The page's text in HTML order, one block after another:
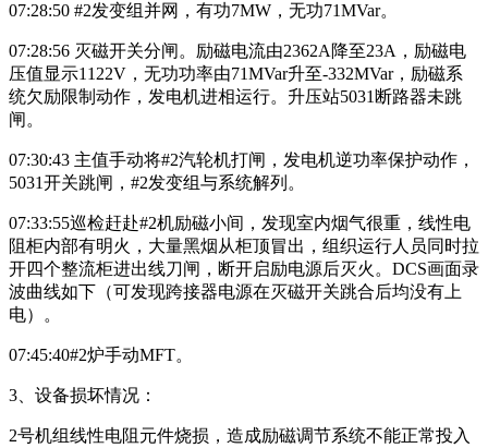
07:28:50 #2发变组并网，有功7MW，无功71MVar。
07:28:56 灭磁开关分闸。励磁电流由2362A降至23A，励磁电
压值显示1122V，无功功率由71MVar升至-332MVar，励磁系
统欠励限制动作，发电机进相运行。升压站5031断路器未跳
闸。
07:30:43 主值手动将#2汽轮机打闸，发电机逆功率保护动作，
5031开关跳闸，#2发变组与系统解列。
07:33:55巡检赶赴#2机励磁小间，发现室内烟气很重，线性电
阻柜内部有明火，大量黑烟从柜顶冒出，组织运行人员同时拉
开四个整流柜进出线刀闸，断开启励电源后灭火。DCS画面录
波曲线如下（可发现跨接器电源在灭磁开关跳合后均没有上
电）。
07:45:40#2炉手动MFT。
3、设备损坏情况：
2号机组线性电阻元件烧损，造成励磁调节系统不能正常投入